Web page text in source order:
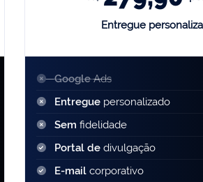
Entregue
GoogleAds
Entregue personalizado
Sem fidelidade
Portal de divulgação
E-mail corporativo